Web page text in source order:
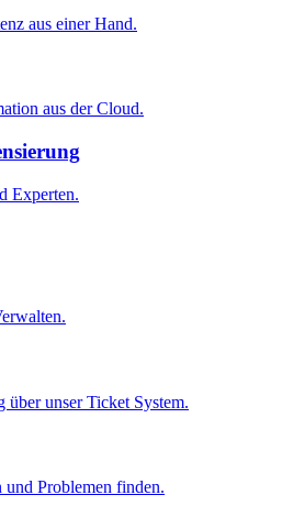
aus einer Hand.
aus der Cloud.
Experten.
über unser Ticket System.
Problemen finden.